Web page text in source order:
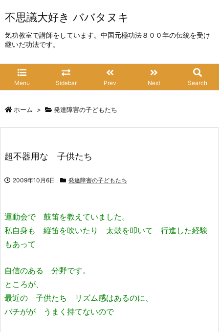
不思議大好き ババタヌキ
気功教室で講師をしています。中国元極功法８００年の伝統を受け
継いだ功法です。
Menu Sidebar Prev Next Search
ホーム > 発達障害の子どもたち
超不器用な 子供たち
2009年10月6日 発達障害の子どもたち
運動会で 鼓笛を教えていました。
私自身も 縦笛を吹いたり 太鼓を叩いて 行進した経験
もあって
自信のある 分野です。
ところが、
最近の 子供たち リズム感はあるのに、
バチがが うまく持てないので